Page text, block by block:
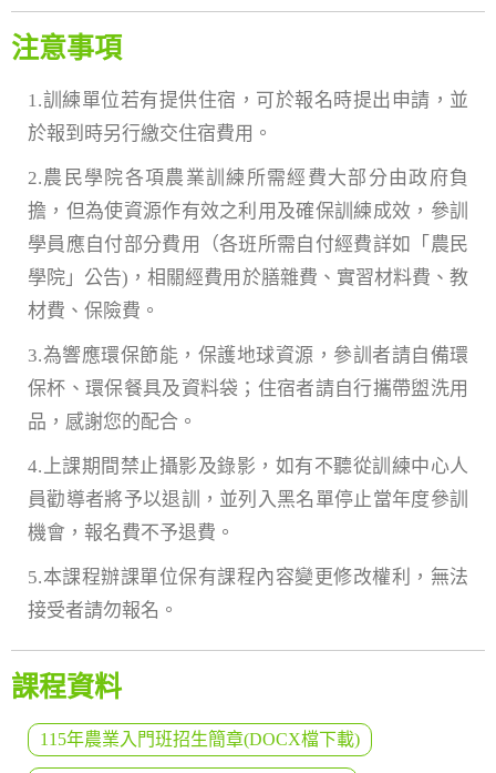
注意事項
1.訓練單位若有提供住宿，可於報名時提出申請，並
於報到時另行繳交住宿費用。
2.農民學院各項農業訓練所需經費大部分由政府負
擔，但為使資源作有效之利用及確保訓練成效，參訓
學員應自付部分費用（各班所需自付經費詳如「農民
學院」公告)，相關經費用於膳雜費、實習材料費、教
材費、保險費。
3.為響應環保節能，保護地球資源，參訓者請自備環
保杯、環保餐具及資料袋；住宿者請自行攜帶盥洗用
品，感謝您的配合。
4.上課期間禁止攝影及錄影，如有不聽從訓練中心人
員勸導者將予以退訓，並列入黑名單停止當年度參訓
機會，報名費不予退費。
5.本課程辦課單位保有課程內容變更修改權利，無法
接受者請勿報名。
課程資料
115年農業入門班招生簡章(DOCX檔下載)